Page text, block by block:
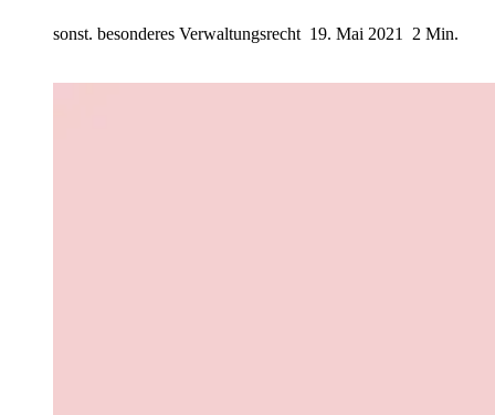
sonst. besonderes Verwaltungsrecht 19. Mai 2021 2 Min.